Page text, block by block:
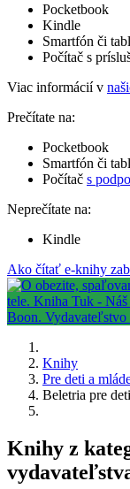
Pocketbook
Kindle
Smartfón či
Počítač s
Viac informácií v
Prečítate na:
Pocketbook
Smartfón či
Počítač s
Neprečítate na:
Kindle
Ako čítať e-knihy
Knihy
Pre deti a
Beletria pre deti
Knihy z